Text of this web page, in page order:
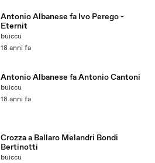
Antonio Albanese fa Ivo Perego -
Eternit
buiccu
18 anni fa
Antonio Albanese fa Antonio Cantoni
buiccu
18 anni fa
Crozza a Ballaro Melandri Bondi
Bertinotti
buiccu